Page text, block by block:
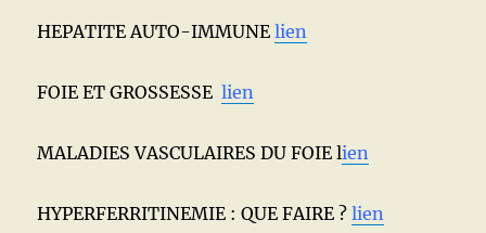
HEPATITE AUTO-IMMUNElien
FOIE ET GROSSESSElien
MALADIES VASCULAIRES DU FOIE lien
HYPERFERRITINEMIE : QUE FAIRE ?lien